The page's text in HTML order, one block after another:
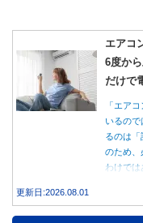
エアコ
6度か
だけで
「エア
いるの
るのは「
のため、
わけで
更新日:2026.08.01